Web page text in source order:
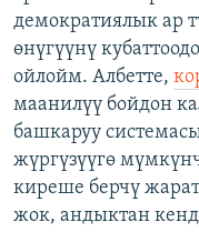
демократиялык ар
өнүгүүнү
ойлойм. Албетте,
маанилүү бойдон
башкаруу
жүргүзүүгө
киреше берчү
жок, андыктан